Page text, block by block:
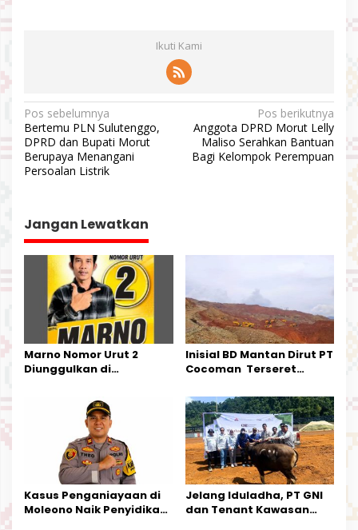
Ikuti Kami
N
a
v
i
a
s
s
Pos sebelumnya
Bertemu PLN Sulutenggo,
DPRD dan Bupati Morut
Berupaya Menangani
Persoalan Listrik
Pos berikutnya
Anggota DPRD Morut Lelly
Maliso Serahkan Bantuan
Bagi Kelompok Perempuan
Jangan Lewatkan
Marno Nomor Urut 2
Diunggulkan di
Kesederhanaannya Jadi
Harapan Warga
Inisial BD Mantan Dirut PT
Cocoman Terseret
Tata Kelola Tambang
Kalimantan Barat
Kasus Penganiayaan di
Moleono Naik Penyidikan,
Jelang Iduladha, PT GNI
dan Tenant Kawasan